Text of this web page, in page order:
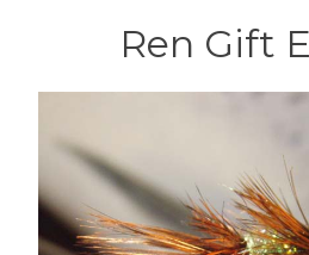
Ren Gift